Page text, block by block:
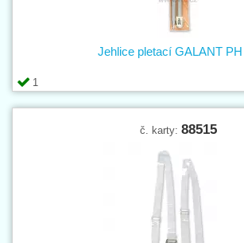
1
Jehlice pletací GALANT
č. karty: 88515